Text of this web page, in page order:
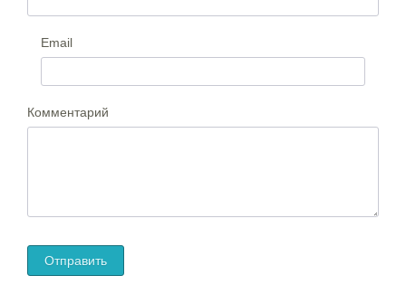
Email
Комментарий